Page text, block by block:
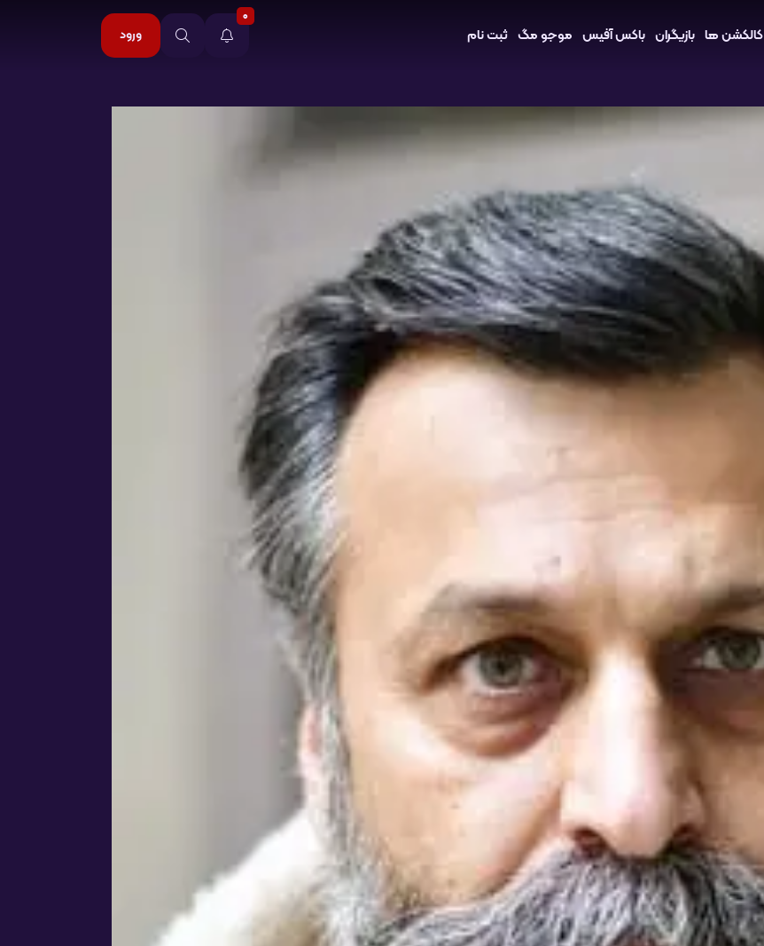
کالکشن ها بازیگران باکس آفیس موجو مگ ثبت نام
0
ورود